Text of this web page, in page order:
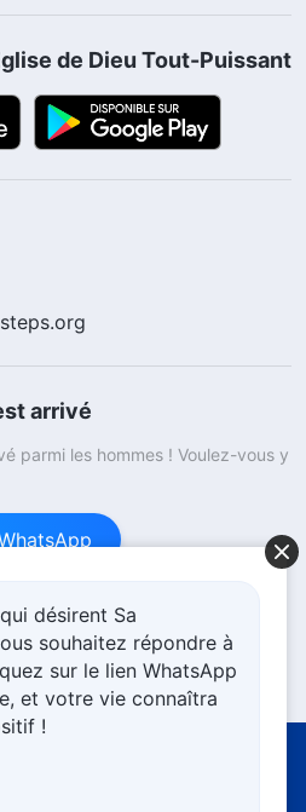
de Dieu Tout-Puissant
arrivé
parmi les hommes ! Voulez-vous y
désirent Sa
souhaitez répondre à
sur le lien WhatsApp
et votre vie connaîtra
!